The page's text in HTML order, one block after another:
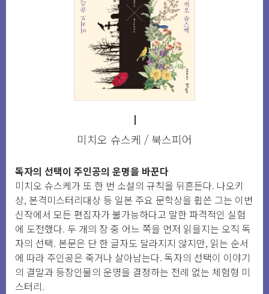
I
미치오 슈스케 / 북스피어
독자의 선택이 주인공의 운명을 바꾼다
미치오 슈스케가 또 한 번 소설의 규칙을 뒤흔든다. 나오키
상, 본격미스터리대상 등 일본 주요 문학상을 휩쓴 그는 이번
신작에서 모든 편집자가 불가능하다고 말한 파격적인 실험
에 도전했다. 두 개의 장 중 어느 쪽을 먼저 읽을지는 오직 독
자의 선택. 본문은 단 한 글자도 달라지지 않지만, 읽는 순서
에 따라 주인공은 죽거나 살아남는다. 독자의 선택이 이야기
의 결말과 등장인물의 운명을 결정하는 전례 없는 체험형 미
스터리.